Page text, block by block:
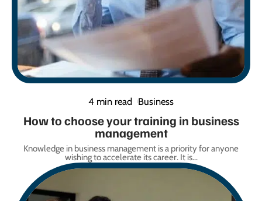
4 min read Business
How to choose your training in business
management
Knowledge in business management is a priority for anyone
wishing to accelerate its career. It is…